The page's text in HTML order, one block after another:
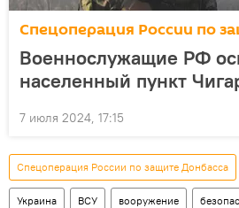
Спецоперация России по
Военнослужащие РФ
населенный пункт
7 июля 2024, 17:15
Спецоперация России по защите Донбасса
Украина ВСУ вооружение